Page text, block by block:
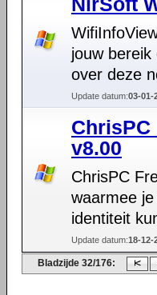
jouw
over deze
Update datum:03-01-
ChrisPC
v8.00
ChrisPC
waarmee
identiteit
Update datum:18-12-
Bladzijde 32/176: